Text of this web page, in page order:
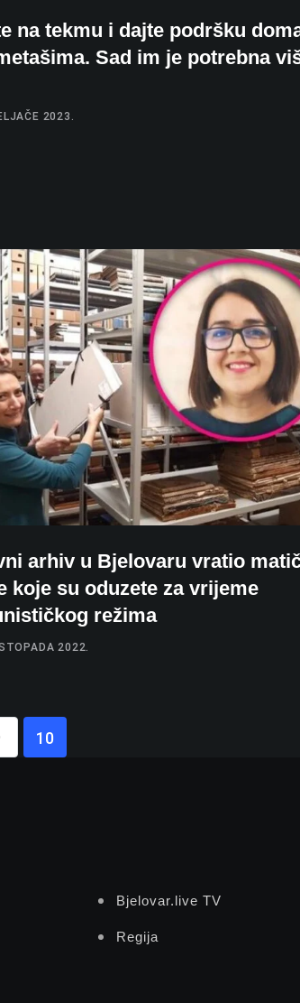
na tekmu i dajte podršku
Sad im je potrebna
2023.
arhiv u Bjelovaru vratio
koje su oduzete za vrijeme
režima
2022.
10
Bjelovar.live TV
Regija